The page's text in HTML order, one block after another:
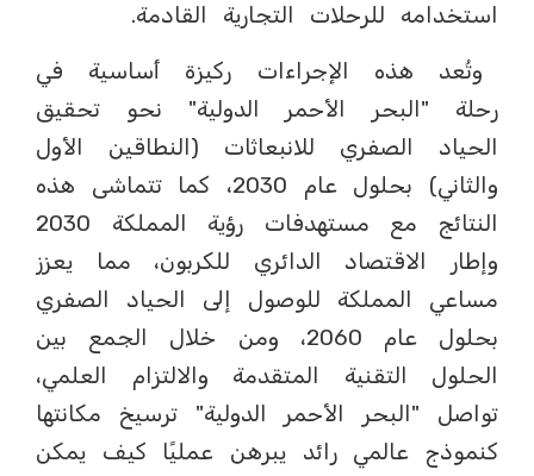
استخدامه للرحلات التجارية القادمة.
وتُعد هذه الإجراءات ركيزة أساسية في
رحلة "البحر الأحمر الدولية" نحو تحقيق
الحياد الصفري للانبعاثات (النطاقين الأول
والثاني) بحلول عام 2030، كما تتماشى هذه
النتائج مع مستهدفات رؤية المملكة 2030
وإطار الاقتصاد الدائري للكربون، مما يعزز
مساعي المملكة للوصول إلى الحياد الصفري
بحلول عام 2060، ومن خلال الجمع بين
الحلول التقنية المتقدمة والالتزام العلمي،
تواصل "البحر الأحمر الدولية" ترسيخ مكانتها
كنموذج عالمي رائد يبرهن عمليًا كيف يمكن